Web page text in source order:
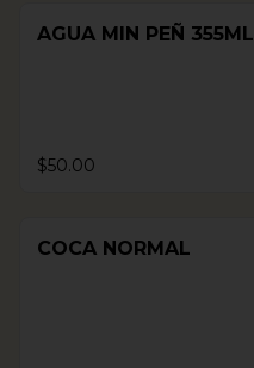
AGUA MIN PEÑ 355ML
$50.00
COCA NORMAL